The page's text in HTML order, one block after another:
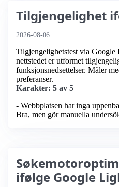
Tilgjengelighet
2026-08-06
Tilgjengelighetstest via Google
nettstedet er utformet
funksjonsnedsettelser. Måler
preferanser.
Karakter: 5 av 5
- Webbplatsen har inga
Bra, men gör manuella
ifølge Google